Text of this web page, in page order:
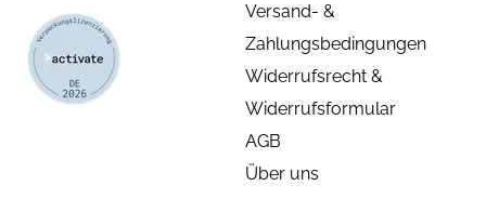
Versand- &
Zahlungsbedingungen
Widerrufsrecht &
Widerrufsformular
AGB
Über uns